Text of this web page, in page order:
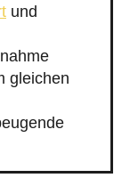
und
gleichen